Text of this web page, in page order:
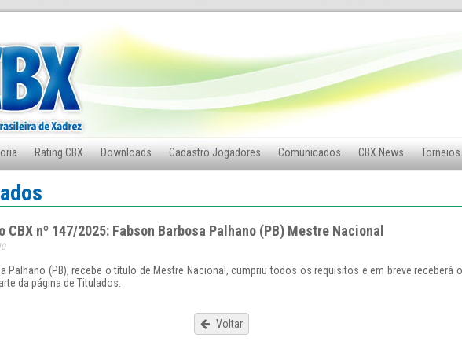
Rating CBX Downloads Cadastro Jogadores Comunicados CBX News Torneios
CBX nº 147/2025: Fabson Barbosa Palhano (PB) Mestre Nacional
Palhano (PB), recebe o título de Mestre Nacional, cumpriu todos os requisitos e em breve receberá
da página de Titulados.
Voltar